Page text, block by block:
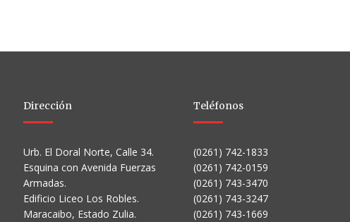
Dirección
Urb. El Doral Norte, Calle 34.
Esquina con Avenida Fuerzas
Armadas.
Edificio Liceo Los Robles.
Maracaibo, Estado Zulia.
Teléfonos
(0261) 742-1833
(0261) 742-0159
(0261) 743-3470
(0261) 743-3247
(0261) 743-1669